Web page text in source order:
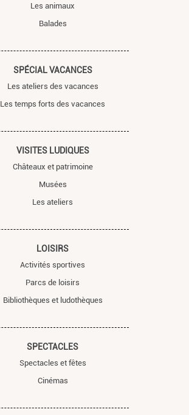
Les animaux
Balades
SPÉCIAL VACANCES
Les ateliers des vacances
Les temps forts des vacances
VISITES LUDIQUES
Châteaux et patrimoine
Musées
Les ateliers
LOISIRS
Activités sportives
Parcs de loisirs
Bibliothèques et ludothèques
SPECTACLES
Spectacles et fêtes
Cinémas